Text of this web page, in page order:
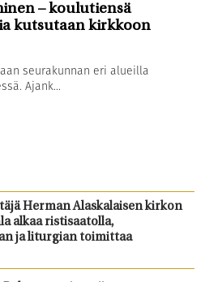
– koulutiensä
kutsutaan kirkkoon
seurakunnan eri alueilla
Ajank...
Herman Alaskalaisen kirkon
alkaa ristisaatolla,
ja liturgian toimittaa